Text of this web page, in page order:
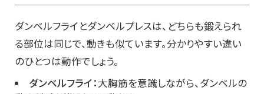
ダンベルフライとダンベルプレスは、どちらも鍛えられ
る部位は同じで、動きも似ています。分かりやすい違い
のひとつは動作でしょう。
ダンベルフライ：大胸筋を意識しながら、ダンベルの